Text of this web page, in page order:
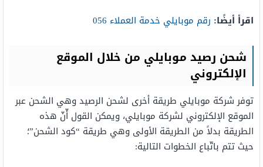
اقرأ أيضًا: رقم موبايلي خدمة العملاء 056
شحن رصيد موبايلي من خلال الموقع
الإلكتروني
توفر شركة موبايلي طريقة أخرى لشحن الرصيد وهي الشحن عبر
الموقع الإلكتروني لشركة موبايلي، ويمكن القول أّنّ هذه
الطريقة بدلاً من الطريقة الأولى وهي طريقة “كود الشحن”؛
حيث تتم باتّباع الخطوات التالية: